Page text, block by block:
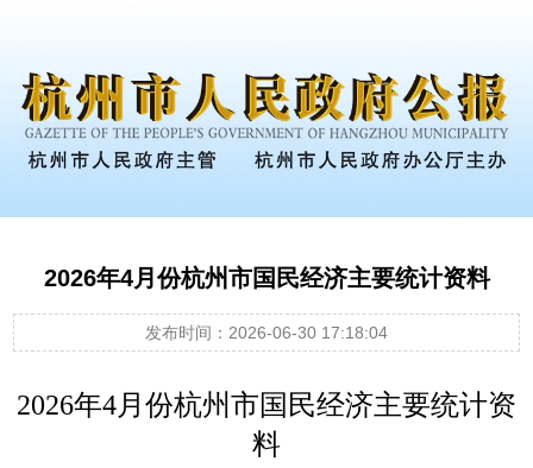
2026年4月份杭州市国民经济主要统计资料
发布时间：2026-06-30 17:18:04
2026年4月份杭州市国民经济主要统计资
料